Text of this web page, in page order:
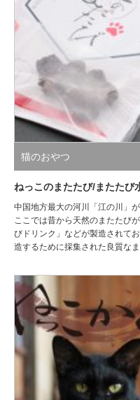
猫のおやつ
ねっこのまたたび/またたび
中国地方最大の河川「江の川」
ここでは昔から天然のまたたび
びドリンク」などが製造されて
造するために採集された良質な